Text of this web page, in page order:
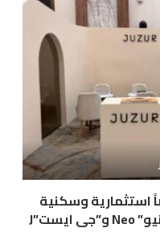
استثمارية وسكنية
واعدة بمشروعي “نيو” Neo و”جى ايست”J